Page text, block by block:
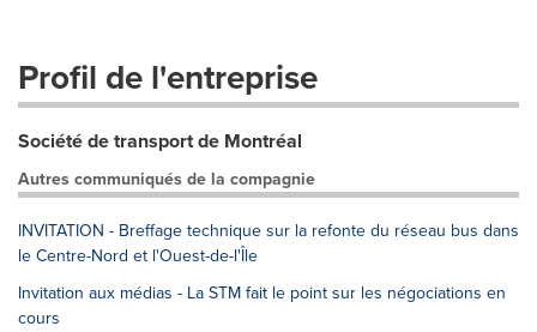
Profil de l'entreprise
Société de transport de Montréal
Autres communiqués de la compagnie
INVITATION - Breffage technique sur la refonte du réseau bus dans
le Centre-Nord et l'Ouest-de-l'Île
Invitation aux médias - La STM fait le point sur les négociations en
cours